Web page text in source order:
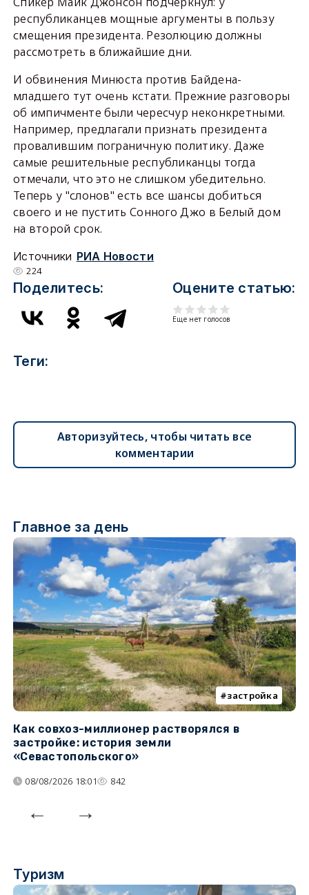
республиканцев мощные аргументы в пользу
смещения президента. Резолюцию должны
рассмотреть в ближайшие дни.
И обвинения Минюста против Байдена-
младшего тут очень кстати. Прежние разговоры
об импичменте были чересчур неконкретными.
Например, предлагали признать президента
провалившим пограничную политику. Даже
самые решительные республиканцы тогда
отмечали, что это не слишком убедительно.
Теперь у "слонов" есть все шансы добиться
своего и не пустить Сонного Джо в Белый дом
на второй срок.
Источники РИА Новости
224
Поделитесь: Оцените статью:
Еще нет голосов
Теги:
Авторизуйтесь, чтобы читать все
комментарии
Главное за день
застройка
Как совхоз-миллионер растворялся в
застройке: история земли
«Севастопольского»
08/08/2026 18:01 842
Туризм